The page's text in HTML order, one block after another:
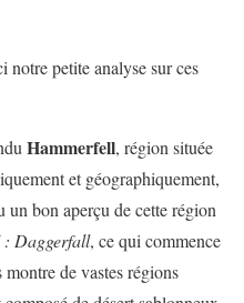
notre petite analyse sur ces
Hammerfell, région située
et géographiquement,
un bon aperçu de cette région
: Daggerfall, ce qui commence
de vastes régions